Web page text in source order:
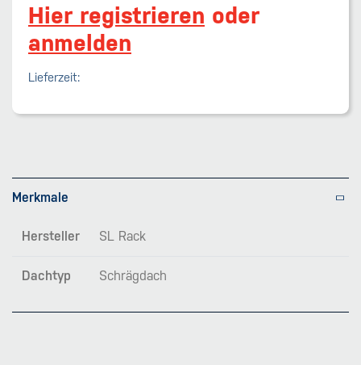
Hier registrieren oder
anmelden
Lieferzeit:
Merkmale
Hersteller SL Rack
Dachtyp Schrägdach